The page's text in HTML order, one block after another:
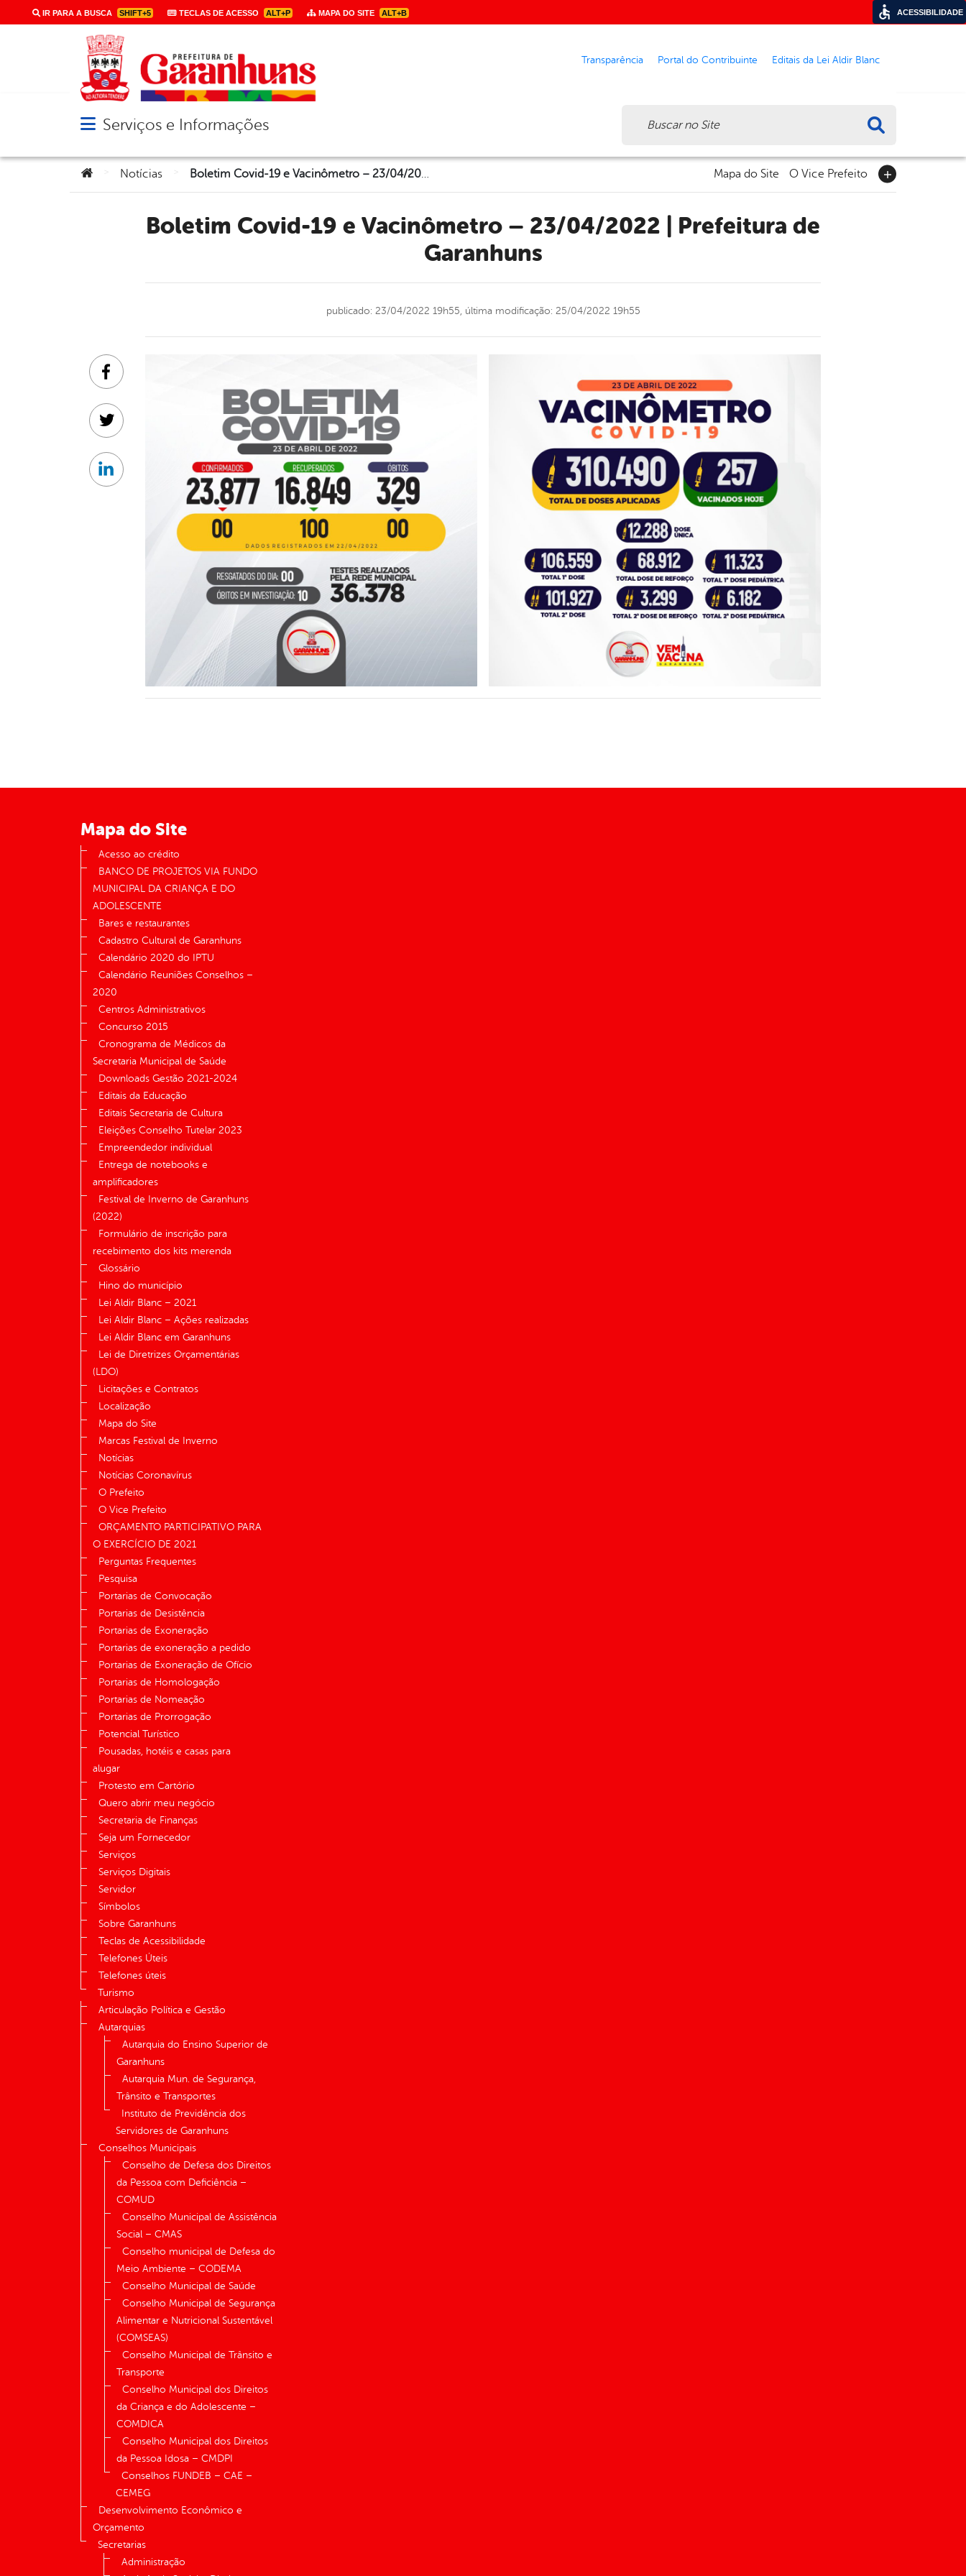
IR PARA A BUSCA SHIFT+5 TECLAS DE ACESSO ALT+P MAPA DO SITE ALT+B
Transparência Portal do Contribuinte Editais da Lei Aldir Blanc
Abrir menu principal de navegação
Serviços e Informações
Você está aqui:
Notícias Boletim Covid-19 e Vacinômetro – 23/04/2022 | Prefeitura de Garanhuns Mapa do Site O Vice Prefeito
Boletim Covid-19 e Vacinômetro – 23/04/2022 | Prefeitura de
Garanhuns
publicado: 23/04/2022 19h55, última modificação: 25/04/2022 19h55
Facebook
Twitter
Linkedin
Mapa do Site
Acesso ao crédito
BANCO DE PROJETOS VIA FUNDO
MUNICIPAL DA CRIANÇA E DO
ADOLESCENTE
Bares e restaurantes
Cadastro Cultural de Garanhuns
Calendário 2020 do IPTU
Calendário Reuniões Conselhos –
2020
Centros Administrativos
Concurso 2015
Cronograma de Médicos da
Secretaria Municipal de Saúde
Downloads Gestão 2021-2024
Editais da Educação
Editais Secretaria de Cultura
Eleições Conselho Tutelar 2023
Empreendedor individual
Entrega de notebooks e
amplificadores
Festival de Inverno de Garanhuns
(2022)
Formulário de inscrição para
recebimento dos kits merenda
Glossário
Hino do município
Lei Aldir Blanc – 2021
Lei Aldir Blanc – Ações realizadas
Lei Aldir Blanc em Garanhuns
Lei de Diretrizes Orçamentárias
(LDO)
Licitações e Contratos
Localização
Mapa do Site
Marcas Festival de Inverno
Notícias
Notícias Coronavírus
O Prefeito
O Vice Prefeito
ORÇAMENTO PARTICIPATIVO PARA
O EXERCÍCIO DE 2021
Perguntas Frequentes
Pesquisa
Portarias de Convocação
Portarias de Desistência
Portarias de Exoneração
Portarias de exoneração a pedido
Portarias de Exoneração de Ofício
Portarias de Homologação
Portarias de Nomeação
Portarias de Prorrogação
Potencial Turístico
Pousadas, hotéis e casas para
alugar
Protesto em Cartório
Quero abrir meu negócio
Secretaria de Finanças
Seja um Fornecedor
Serviços
Serviços Digitais
Servidor
Símbolos
Sobre Garanhuns
Teclas de Acessibilidade
Telefones Úteis
Telefones úteis
Turismo
Articulação Política e Gestão
Autarquias
Autarquia do Ensino Superior de
Garanhuns
Autarquia Mun. de Segurança,
Trânsito e Transportes
Instituto de Previdência dos
Servidores de Garanhuns
Conselhos Municipais
Conselho de Defesa dos Direitos
da Pessoa com Deficiência –
COMUD
Conselho Municipal de Assistência
Social – CMAS
Conselho municipal de Defesa do
Meio Ambiente – CODEMA
Conselho Municipal de Saúde
Conselho Municipal de Segurança
Alimentar e Nutricional Sustentável
(COMSEAS)
Conselho Municipal de Trânsito e
Transporte
Conselho Municipal dos Direitos
da Criança e do Adolescente –
COMDICA
Conselho Municipal dos Direitos
da Pessoa Idosa – CMDPI
Conselhos FUNDEB – CAE –
CEMEG
Desenvolvimento Econômico e
Orçamento
Secretarias
Administração
ACESSIBILIDADE